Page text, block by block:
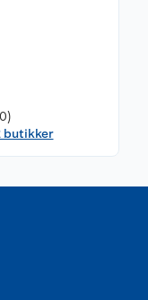
butikker